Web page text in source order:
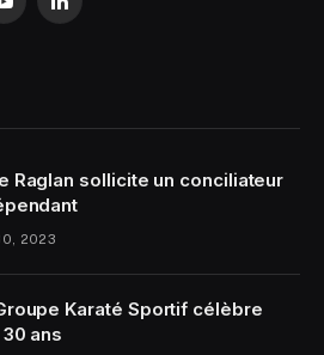
YouTubeLinkedIn
Raglan sollicite un conciliateur
2023
Karaté Sportif célèbre
ans